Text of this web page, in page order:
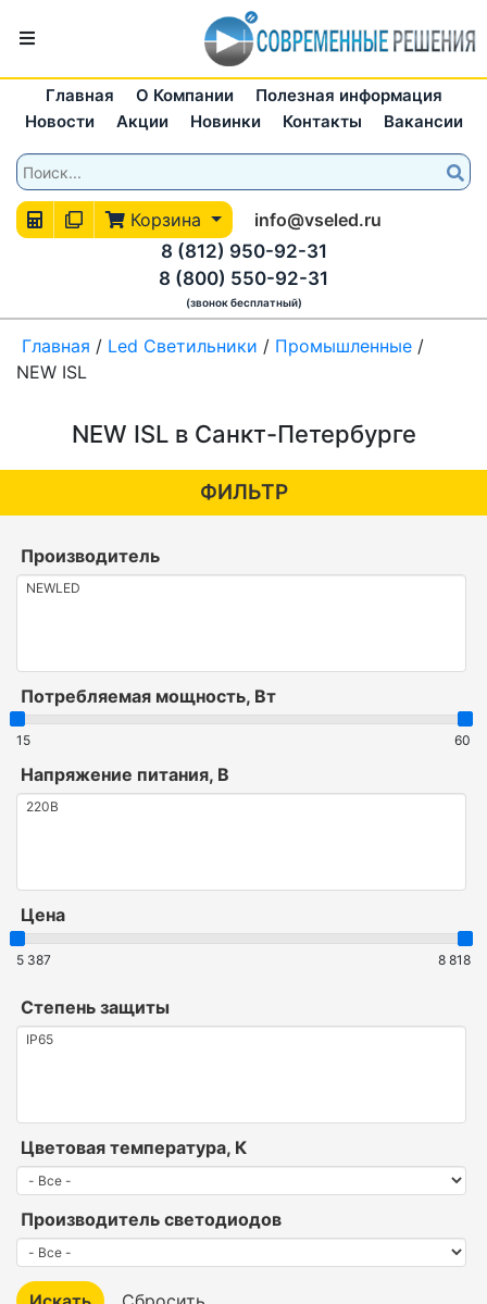
Главная О Компании
Полезная информация
Новости
Акции Новинки Контакты Вакансии
Корзина
info@vseled.ru
8 (812) 950-92-31
8 (800) 550-92-31
(звонок бесплатный)
Главная / Led Светильники / Промышленные /
NEW ISL
NEW ISL в Санкт-Петербурге
ФИЛЬТР
Производитель
Потребляемая мощность, Вт
15 60
Напряжение питания, В
Цена
5 387 8 818
Степень защиты
Цветовая температура, К
Производитель светодиодов